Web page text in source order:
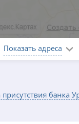
Показать адреса
присутствия банка